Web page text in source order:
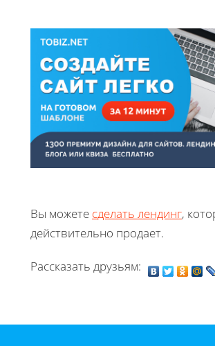
Вы можете сделать лендинг,
действительно продает.
Рассказать друзьям: